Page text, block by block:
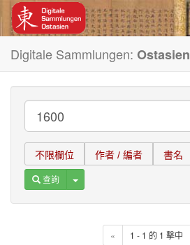
Digitale Sammlungen: Ostasien
不限欄位 作者 / 編者 書名
查詢 Toggle Dropdown
« 1 - 1 的 1 擊中